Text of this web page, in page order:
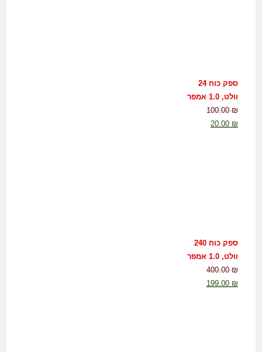
ספק כוח 24
וולט, 1.0 אמפר
100.00₪
20.00 ₪
ספק כוח 240
וולט, 1.0 אמפר
400.00₪
199.00 ₪